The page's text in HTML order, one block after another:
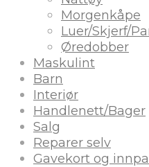
Morgenkåpe
Luer/Skjerf/
Øredobber
Maskulint
Barn
Interiør
Handlenett/Bager
Salg
Reparer selv
Gavekort og